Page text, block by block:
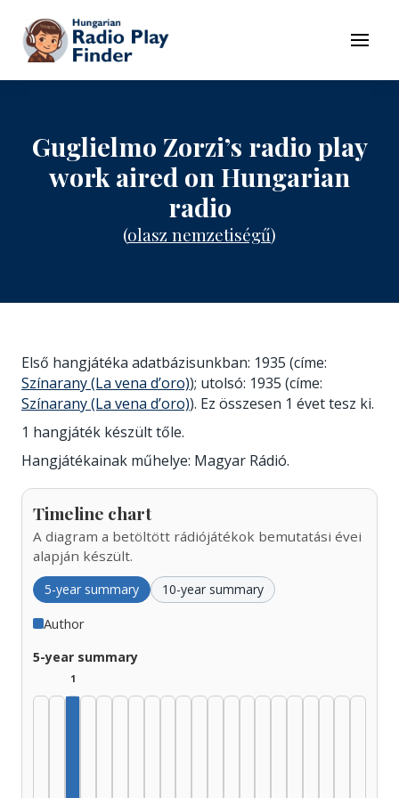
To contents
Menu
Guglielmo Zorzi’s radio play
work aired on Hungarian
radio
(olasz nemzetiségű)
Első hangjátéka adatbázisunkban: 1935 (címe:
Színarany (La vena d’oro)); utolsó: 1935 (címe:
Színarany (La vena d’oro)). Ez összesen 1 évet tesz ki.
1 hangjáték készült tőle.
Hangjátékainak műhelye: Magyar Rádió.
Timeline chart
A diagram a betöltött rádiójátékok bemutatási évei
alapján készült.
5-year summary 10-year summary
Author
5-year summary
1